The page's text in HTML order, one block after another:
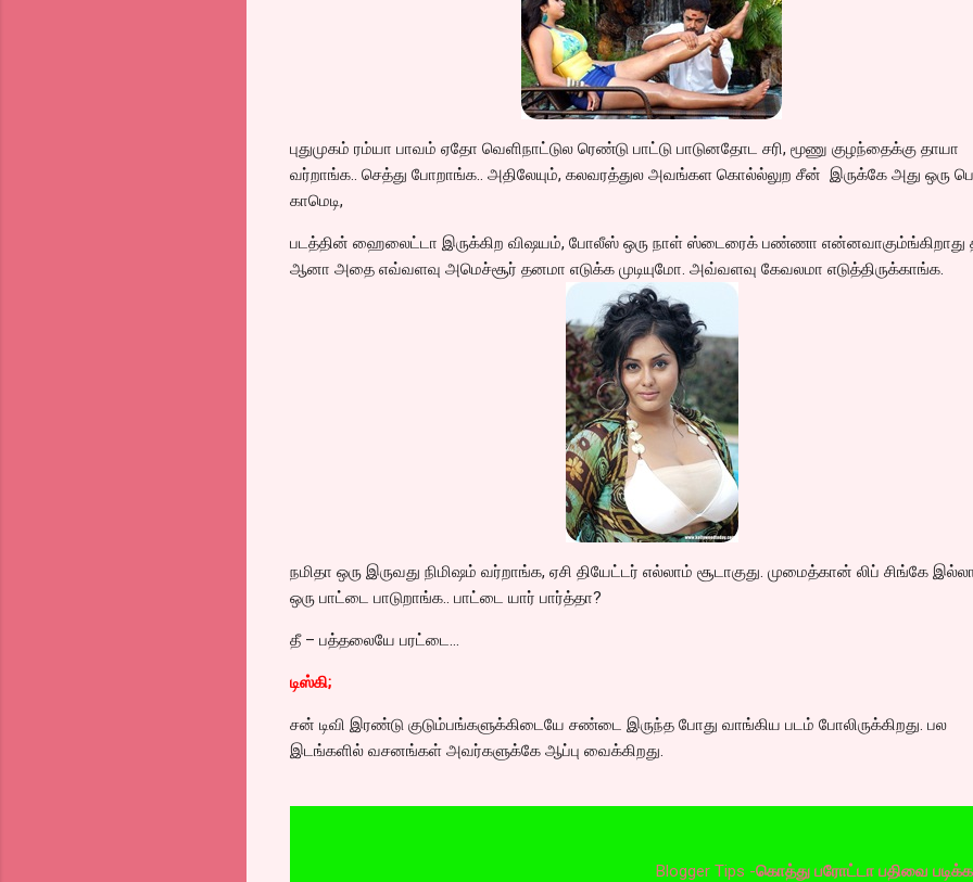
புதுமுகம் ரம்யா பாவம் ஏதோ வெளிநாட்டுல ரெண்டு பாட்டு பாடுனதோட சரி, மூணு குழந்தைக்கு தாயா
வர்றாங்க.. செத்து போறாங்க.. அதிலேயும், கலவரத்துல அவங்கள கொல்ல்லுற சீன் இருக்கே அது ஒரு
காமெடி,
படத்தின் ஹைலைட்டா இருக்கிற விஷயம், போலீஸ் ஒரு நாள் ஸ்டைரைக் பண்ணா என்னவாகும்ங்கிறாது
ஆனா அதை எவ்வளவு அமெச்சூர் தனமா எடுக்க முடியுமோ. அவ்வளவு கேவலமா எடுத்திருக்காங்க.
நமிதா ஒரு இருவது நிமிஷம் வர்றாங்க, ஏசி தியேட்டர் எல்லாம் சூடாகுது. முமைத்கான் லிப் சிங்கே
ஒரு பாட்டை பாடுறாங்க.. பாட்டை யார் பார்த்தா?
தீ – பத்தலையே பரட்டை…
டிஸ்கி;
சன் டிவி இரண்டு குடும்பங்களுக்கிடையே சண்டை இருந்த போது வாங்கிய படம் போலிருக்கிறது. பல
இடங்களில் வசனங்கள் அவர்களுக்கே ஆப்பு வைக்கிறது.
Blogger Tips -கொத்து பரோட்டா பதிவை படிக்க இங்கே